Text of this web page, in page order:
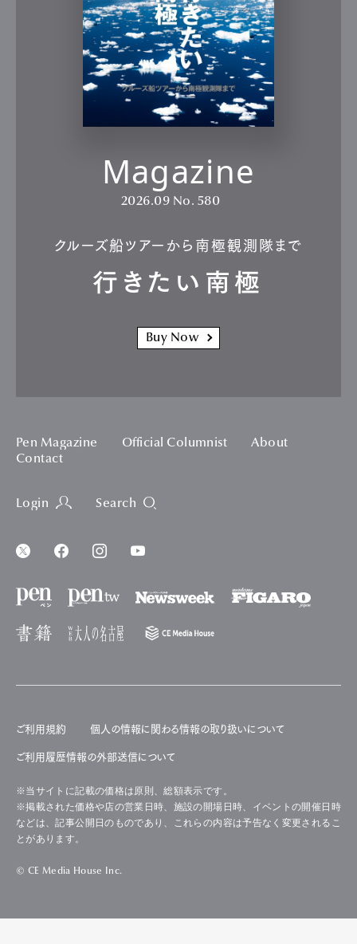
Magazine
2026.09 No. 580
クルーズ船ツアーから南極観測隊まで
行きたい南極
Buy Now
Pen Magazine Official Columnist
About
Contact
Login Search
ご利用規約 個人の情報に関わる情報の取り扱いについて
ご利用履歴情報の外部送信について
※当サイトに記載の価格は原則、総額表示です。
※掲載された価格や店の営業日時、施設の開場日時、イベントの開催日時
などは、記事公開日のものであり、これらの内容は予告なく変更されるこ
とがあります。
© CE Media House Inc.